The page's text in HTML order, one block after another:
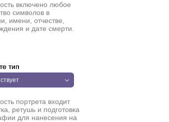
включено любое
символов в
имени, отчестве,
и дате смерти.
тип
портрета входит
ретушь и подготовка
для нанесения на